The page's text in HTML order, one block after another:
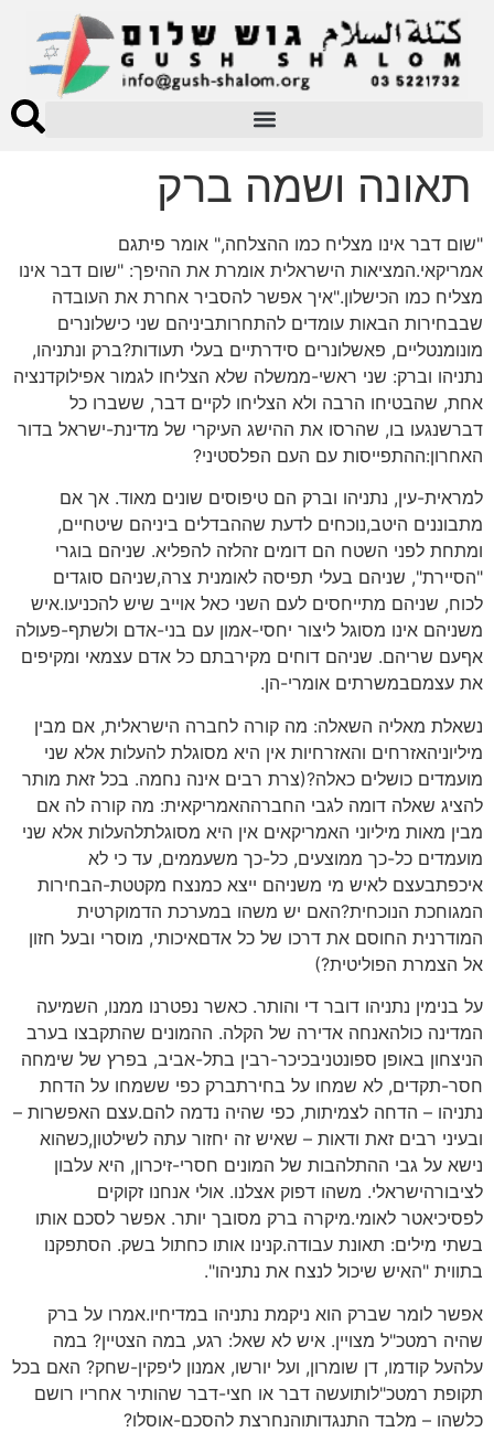
תאונה ושמה ברק
"שום דבר אינו מצליח כמו ההצלחה," אומר פיתגם
אמריקאי.המציאות הישראלית אומרת את ההיפך: "שום דבר אינו
מצליח כמו הכישלון."איך אפשר להסביר אחרת את העובדה
שבבחירות הבאות עומדים להתחרותביניהם שני כישלונרים
מונומנטליים, פאשלונרים סידרתיים בעלי תעודות?ברק ונתניהו,
נתניהו וברק: שני ראשי-ממשלה שלא הצליחו לגמור אפילוקדנציה
אחת, שהבטיחו הרבה ולא הצליחו לקיים דבר, ששברו כל
דברשנגעו בו, שהרסו את ההישג העיקרי של מדינת-ישראל בדור
האחרון:ההתפייסות עם העם הפלסטיני?
למראית-עין, נתניהו וברק הם טיפוסים שונים מאוד. אך אם
מתבוננים היטב,נוכחים לדעת שההבדלים ביניהם שיטחיים,
ומתחת לפני השטח הם דומים זהלזה להפליא. שניהם בוגרי
"הסיירת", שניהם בעלי תפיסה לאומנית צרה,שניהם סוגדים
לכוח, שניהם מתייחסים לעם השני כאל אוייב שיש להכניעו.איש
משניהם אינו מסוגל ליצור יחסי-אמון עם בני-אדם ולשתף-פעולה
אףעם שריהם. שניהם דוחים מקירבתם כל אדם עצמאי ומקיפים
את עצמםבמשרתים אומרי-הן.
נשאלת מאליה השאלה: מה קורה לחברה הישראלית, אם מבין
מיליוניהאזרחים והאזרחיות אין היא מסוגלת להעלות אלא שני
מועמדים כושלים כאלה?(צרת רבים אינה נחמה. בכל זאת מותר
להציג שאלה דומה לגבי החברההאמריקאית: מה קורה לה אם
מבין מאות מיליוני האמריקאים אין היא מסוגלתלהעלות אלא שני
מועמדים כל-כך ממוצעים, כל-כך משעממים, עד כי לא
איכפתבעצם לאיש מי משניהם ייצא כמנצח מקטטת-הבחירות
המגוחכת הנוכחית?האם יש משהו במערכת הדמוקרטית
המודרנית החוסם את דרכו של כל אדםאיכותי, מוסרי ובעל חזון
אל הצמרת הפוליטית?)
על בנימין נתניהו דובר די והותר. כאשר נפטרנו ממנו, השמיעה
המדינה כולהאנחה אדירה של הקלה. ההמונים שהתקבצו בערב
הניצחון באופן ספונטניבכיכר-רבין בתל-אביב, בפרץ של שימחה
חסר-תקדים, לא שמחו על בחירתברק כפי ששמחו על הדחת
נתניהו – הדחה לצמיתות, כפי שהיה נדמה להם.עצם האפשרות –
ובעיני רבים זאת ודאות – שאיש זה יחזור עתה לשילטון,כשהוא
נישא על גבי ההתלהבות של המונים חסרי-זיכרון, היא עלבון
לציבורהישראלי. משהו דפוק אצלנו. אולי אנחנו זקוקים
לפסיכיאטר לאומי.מיקרה ברק מסובך יותר. אפשר לסכם אותו
בשתי מילים: תאונת עבודה.קנינו אותו כחתול בשק. הסתפקנו
בתווית "האיש שיכול לנצח את נתניהו".
אפשר לומר שברק הוא ניקמת נתניהו במדיחיו.אמרו על ברק
שהיה רמטכ"ל מצויין. איש לא שאל: רגע, במה הצטיין? במה
עלהעל קודמו, דן שומרון, ועל יורשו, אמנון ליפקין-שחק? האם בכל
תקופת רמטכ"לותועשה דבר או חצי-דבר שהותיר אחריו רושם
כלשהו – מלבד התנגדותוהנחרצת להסכם-אוסלו?